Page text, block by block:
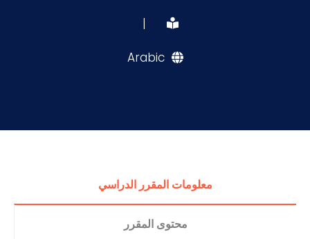
|
Arabic
معلومات المقرر الدراسي
محتوى المقرر